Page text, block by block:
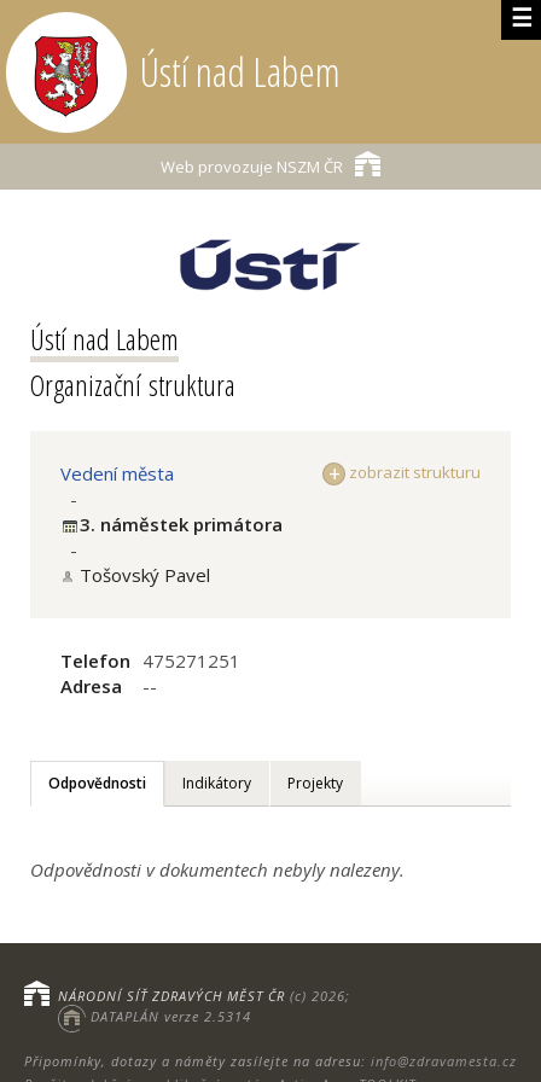
☰
Ústí nad Labem
Web provozuje NSZM ČR
Ústí nad Labem
Organizační struktura
zobrazit strukturu
Vedení města
-
3. náměstek primátora
-
Tošovský Pavel
Telefon 475271251
Adresa
--
Odpovědnosti Indikátory Projekty
Odpovědnosti v dokumentech nebyly nalezeny.
Připomínky, dotazy a náměty zasílejte na adresu: info@zdravamesta.cz
NÁRODNÍ SÍŤ ZDRAVÝCH MĚST ČR (c) 2026;
DATAPLÁN verze 2.5314